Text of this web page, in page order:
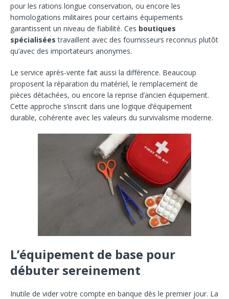
pour les rations longue conservation, ou encore les
homologations militaires pour certains équipements
garantissent un niveau de fiabilité. Ces boutiques
spécialisées travaillent avec des fournisseurs reconnus plutôt
qu’avec des importateurs anonymes.
Le service après-vente fait aussi la différence. Beaucoup
proposent la réparation du matériel, le remplacement de
pièces détachées, ou encore la reprise d’ancien équipement.
Cette approche s’inscrit dans une logique d’équipement
durable, cohérente avec les valeurs du survivalisme moderne.
L’équipement de base pour
débuter sereinement
Inutile de vider votre compte en banque dès le premier jour. La